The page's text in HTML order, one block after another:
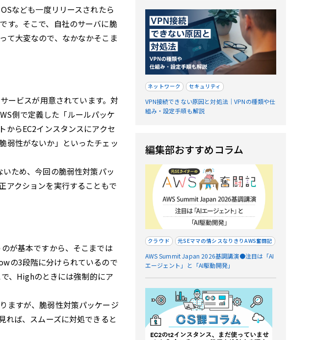
なども一度リリースされたら
す。そこで、自社のサーバに脆
て大変なので、なかなかそこま
ービスが用意されています。対
側で定義した「ルールパッケ
からEC2インスタンスにアクセ
弱性がないか」といったチェッ
ため、今回の脆弱性対策パッ
アクションを実行することもで
が基本ですから、そこまでは
の3段階に分けられているので
、Highのときには強制的にア
ますが、脆弱性対策パッケージ
れば、スムーズに対処できると
ネットワーク セキュリティ
VPN接続できない原因と対処法｜VPNの種類や仕
組み・設定手順も解説
編集部おすすめコラム
クラウド 元SEママの情シスなりきりAWS奮闘記
AWS Summit Japan 2026基調講演●注目は「AI
エージェント」と「AI駆動開発」